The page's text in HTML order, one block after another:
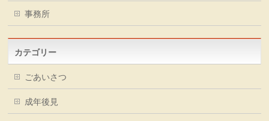
事務所
カテゴリー
ごあいさつ
成年後見